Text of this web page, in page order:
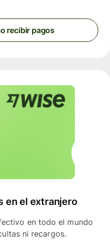
recibir pagos
en el extranjero
en todo el mundo
ni recargos.